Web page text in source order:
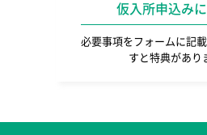
仮入所申込み
必要事項をフォームに記
すと特典があり